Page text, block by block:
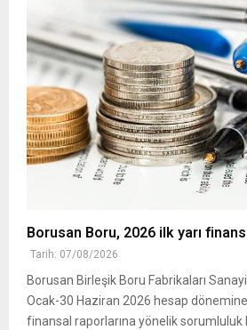
Borusan Boru, 2026 ilk yarı
Tarih: 07/08/2026
Borusan Birleşik Boru Fabrikaları
Ocak-30 Haziran 2026 hesap
finansal raporlarına yönelik sorumluluk